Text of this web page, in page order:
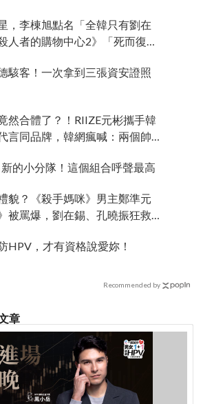
，李棟旭點名「全韓只有劉在
人者的購物中心2》「死而復
駭客！一次拿到三張資安證照
然合體了？！RIIZE元彬攜手韓
言同品牌，韓網瘋喊：兩個帥
的小分隊！這個組合呼聲最高
貌？《殺手媽咪》男主鄭準元
被罵爆，劉在錫、孔曉振狂救
HPV，才有資格說愛妳！
Recommended by
章